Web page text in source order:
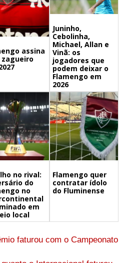
assina
zagueiro
Juninho,
Cebolinha,
Michael, Allan e
Vinã: os
jogadores que
podem deixar o
Flamengo em
2026
no rival:
do
no
em
local
Flamengo quer
contratar ídolo
do Fluminense
faturou com o Campeonato